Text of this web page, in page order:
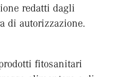
redatti dagli
di autorizzazione.
fitosanitari